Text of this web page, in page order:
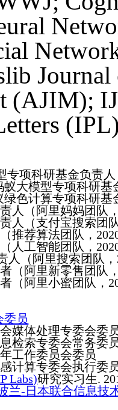
(AJIM);
专项科研基金负责
大模型专项科研基
色计算专项科研基
人（阿里妈妈团队
人（支付宝搜索团
推荐算法团队，
人工智能团队，
人（阿里搜索团队
（阿里新零售团队
（阿里小蜜团队，
委员
媒体处理专委会委
检索专委会常务委
工作委员会委员
计算专委会执行委
Labs)研究实习生.
兰-日本联合信息技